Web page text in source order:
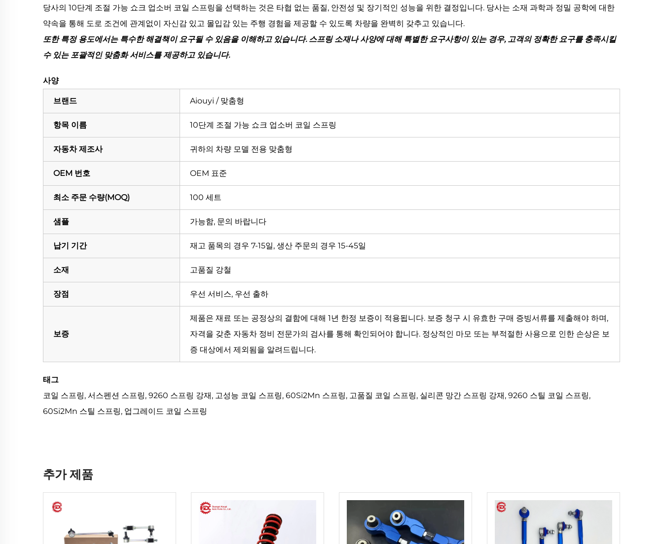
당사의 10단계 조절 가능 쇼크 업소버 코일 스프링을 선택하는 것은 타협 없는 품질, 안전성 및 장기적인 성능을 위한 결정입니다. 당사는 소재 과학과 정밀 공학에 대한
약속을 통해 도로 조건에 관계없이 자신감 있고 몰입감 있는 주행 경험을 제공할 수 있도록 차량을 완벽히 갖추고 있습니다.
또한 특정 용도에서는 특수한 해결책이 요구될 수 있음을 이해하고 있습니다. 스프링 소재나 사양에 대해 특별한 요구사항이 있는 경우, 고객의 정확한 요구를 충족시킬
수 있는 포괄적인 맞춤화 서비스를 제공하고 있습니다.
사양
브랜드 Aiouyi / 맞춤형
항목 이름 10단계 조절 가능 쇼크 업소버 코일 스프링
자동차 제조사 귀하의 차량 모델 전용 맞춤형
OEM 번호 OEM 표준
최소 주문 수량(MOQ) 100 세트
샘플 가능함, 문의 바랍니다
납기 기간 재고 품목의 경우 7-15일, 생산 주문의 경우 15-45일
소재 고품질 강철
장점 우선 서비스, 우선 출하
보증
제품은 재료 또는 공정상의 결함에 대해 1년 한정 보증이 적용됩니다. 보증 청구 시 유효한 구매 증빙서류를 제출해야 하며,
자격을 갖춘 자동차 정비 전문가의 검사를 통해 확인되어야 합니다. 정상적인 마모 또는 부적절한 사용으로 인한 손상은 보
증 대상에서 제외됨을 알려드립니다.
태그
코일 스프링, 서스펜션 스프링, 9260 스프링 강재, 고성능 코일 스프링, 60Si2Mn 스프링, 고품질 코일 스프링, 실리콘 망간 스프링 강재, 9260 스틸 코일 스프링,
60Si2Mn 스틸 스프링, 업그레이드 코일 스프링
추가 제품